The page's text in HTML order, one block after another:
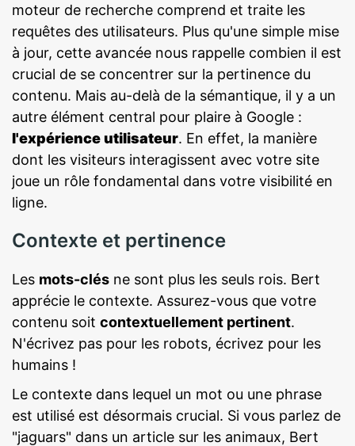
moteur de recherche comprend et traite les
requêtes des utilisateurs. Plus qu'une simple mise
à jour, cette avancée nous rappelle combien il est
crucial de se concentrer sur la pertinence du
contenu. Mais au-delà de la sémantique, il y a un
autre élément central pour plaire à Google :
l'expérience utilisateur. En effet, la manière
dont les visiteurs interagissent avec votre site
joue un rôle fondamental dans votre visibilité en
ligne.
Contexte et pertinence
Les mots-clés ne sont plus les seuls rois. Bert
apprécie le contexte. Assurez-vous que votre
contenu soit contextuellement pertinent.
N'écrivez pas pour les robots, écrivez pour les
humains !
Le contexte dans lequel un mot ou une phrase
est utilisé est désormais crucial. Si vous parlez de
"jaguars" dans un article sur les animaux, Bert